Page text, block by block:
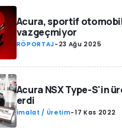
Acura, sportif
vazgeçmiyor
RÖPORTAJ- 23 Ağu 2025
Acura NSX Type-S'in
erdi
İmalat / Üretim-17 Kas 2022